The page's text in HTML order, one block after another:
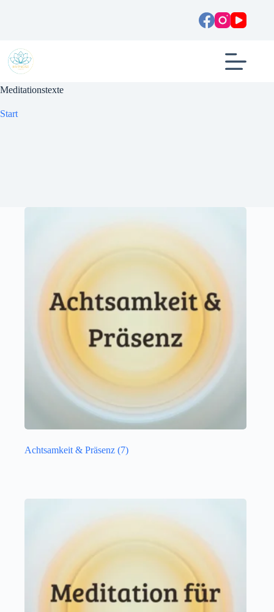
Meditationstexte
Start
Achtsamkeit & Präsenz (7)